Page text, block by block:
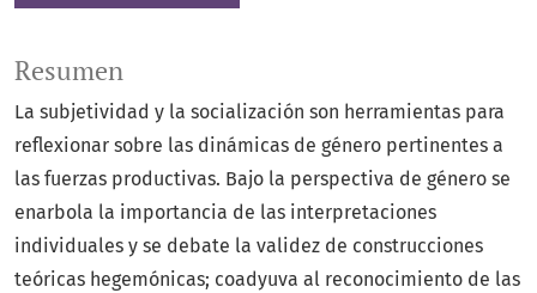
Resumen
La subjetividad y la socialización son herramientas para
reflexionar sobre las dinámicas de género pertinentes a
las fuerzas productivas. Bajo la perspectiva de género se
enarbola la importancia de las interpretaciones
individuales y se debate la validez de construcciones
teóricas hegemónicas; coadyuva al reconocimiento de las